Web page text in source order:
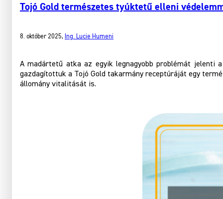
Tojó Gold természetes tyúktetű elleni
8. október 2025, Ing. Lucie Humeni
A madártetű atka az egyik legnagyobb problémát jelenti
gazdagítottuk a Tojó Gold takarmány receptúráját egy
állomány vitalitását is.